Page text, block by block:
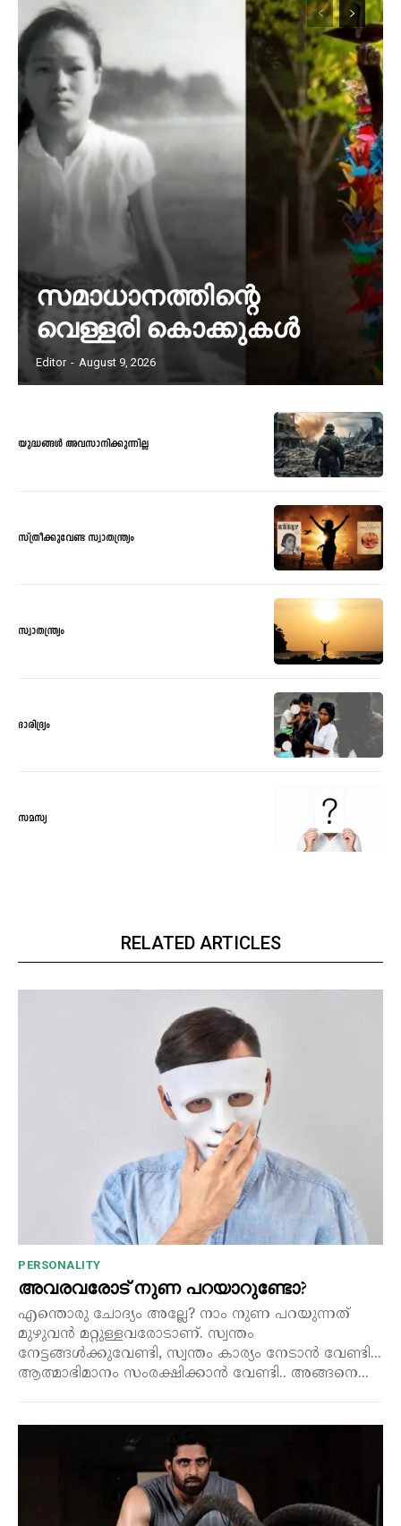
സമാധാനത്തിന്റെ
വെള്ളരി കൊക്കുകൾ
Editor - August 9, 2026
യുദ്ധങ്ങൾ അവസാനിക്കുന്നില്ല
സ്ത്രീക്കുവേണ്ട സ്വാതന്ത്ര്യം
സ്വാതന്ത്ര്യം
ദാരിദ്ര്യം
സമസ്യ
RELATED ARTICLES
PERSONALITY
അവരവരോട് നുണ പറയാറുണ്ടോ?
എന്തൊരു ചോദ്യം അല്ലേ? നാം നുണ പറയുന്നത്
മുഴുവൻ മറ്റുള്ളവരോടാണ്. സ്വന്തം
നേട്ടങ്ങൾക്കുവേണ്ടി, സ്വന്തം കാര്യം നേടാൻ വേണ്ടി...
ആത്മാഭിമാനം സംരക്ഷിക്കാൻ വേണ്ടി.. അങ്ങനെ...